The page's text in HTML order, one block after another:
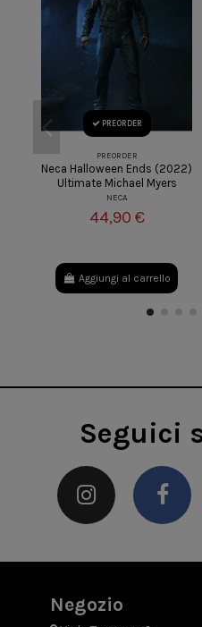
PREORDER
PREORDER
Neca Halloween Ends (2022)
Ultimate Michael Myers
NECA
44,90 €
Aggiungi al carrello
Seguici
Negozio